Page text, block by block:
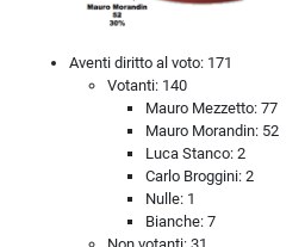
Aventi diritto al voto: 171
Votanti: 140
Mauro Mezzetto: 77
Mauro Morandin: 52
Luca Stanco: 2
Carlo Broggini: 2
Nulle: 1
Bianche: 7